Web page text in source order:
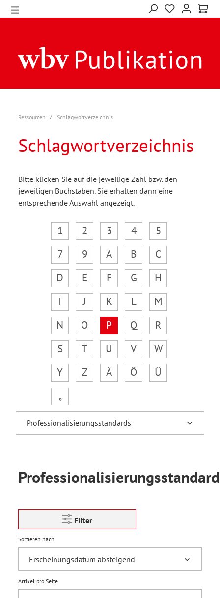
Ressourcen Schlagwortverzeichnis
Schlagwortverzeichnis
Bitte klicken Sie auf die jeweilige Zahl bzw. den
jeweiligen Buchstaben. Sie erhalten dann eine
entsprechende Auswahl angezeigt.
1 2 3 4
5
7
9 A B
C
D
E F G
H
I
J K L
M
N
O P Q
R
S
T U V
W
Y
Z Ä Ö
Ü
„
Filter
Sortieren nach
Artikel pro Seite